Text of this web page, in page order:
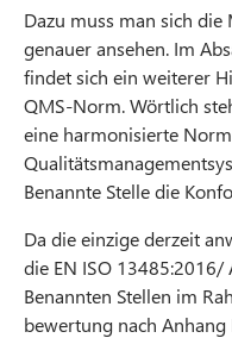
Dazu muss man sich die
genauer ansehen. Im
findet sich ein weiterer
QMS-Norm. Wörtlich
eine harmonisierte
Benannte Stelle die
Da die einzige derzeit
die EN ISO
Benannten Stellen im
bewertung nach